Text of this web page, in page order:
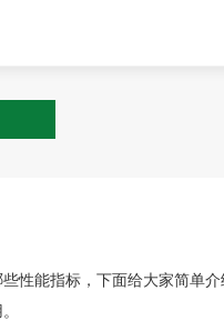
性能指标，下面给大家简单介